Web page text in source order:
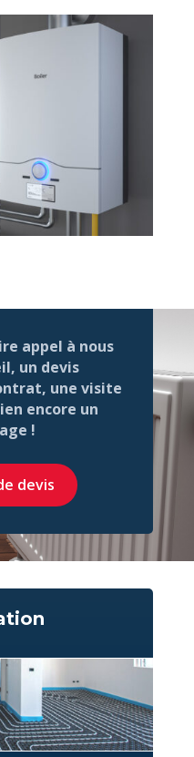
appel à nous
un devis
une visite
encore un
!
devis